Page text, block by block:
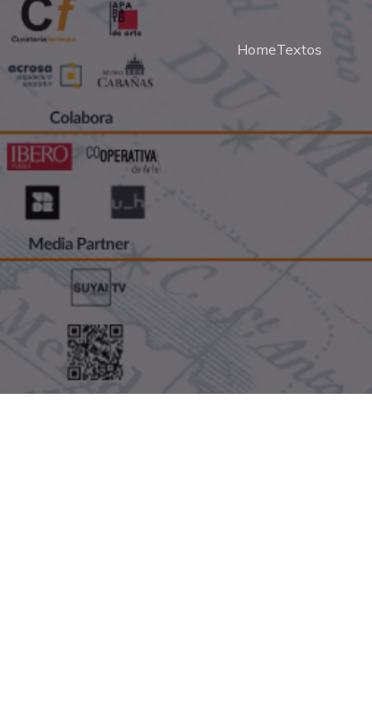
HomeTextos